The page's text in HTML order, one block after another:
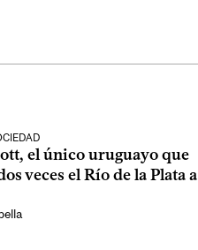
el único uruguayo que
veces el Río de la Plata a